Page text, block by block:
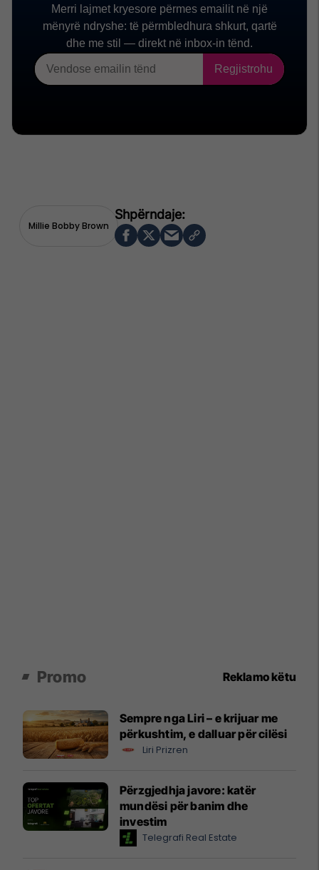
Millie Bobby Brown
Promo Reklamo këtu
Sempre nga Liri – e krijuar me
përkushtim, e dalluar për cilësi
Liri Prizren
Përzgjedhja javore: katër
mundësi për banim dhe
investim
Telegrafi Real Estate